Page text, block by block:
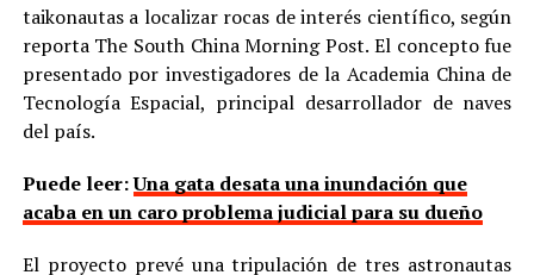
taikonautas a localizar rocas de interés científico, según
reporta The South China Morning Post. El concepto fue
presentado por investigadores de la Academia China de
Tecnología Espacial, principal desarrollador de naves
del país.
Puede leer:Una gata desata una inundación que
acaba en un caro problema judicial para su dueño
El proyecto prevé una tripulación de tres astronautas